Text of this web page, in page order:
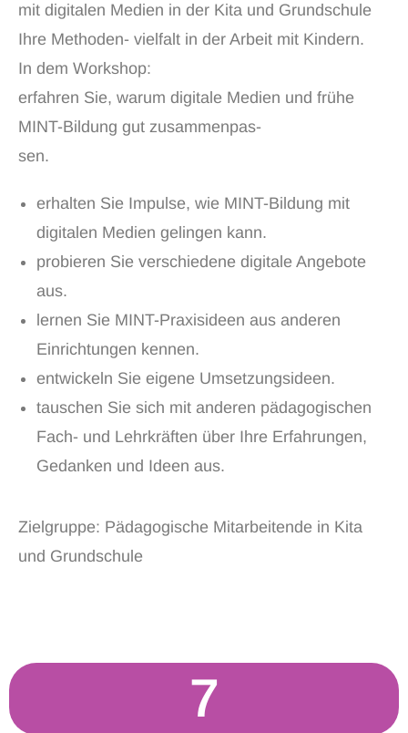
mit digitalen Medien in der Kita und Grundschule
Ihre Methoden- vielfalt in der Arbeit mit Kindern.
In dem Workshop:
erfahren Sie, warum digitale Medien und frühe
MINT-Bildung gut zusammenpas-
sen.
erhalten Sie Impulse, wie MINT-Bildung mit
digitalen Medien gelingen kann.
probieren Sie verschiedene digitale Angebote
aus.
lernen Sie MINT-Praxisideen aus anderen
Einrichtungen kennen.
entwickeln Sie eigene Umsetzungsideen.
tauschen Sie sich mit anderen pädagogischen
Fach- und Lehrkräften über Ihre Erfahrungen,
Gedanken und Ideen aus.
Zielgruppe: Pädagogische Mitarbeitende in Kita
und Grundschule​
7